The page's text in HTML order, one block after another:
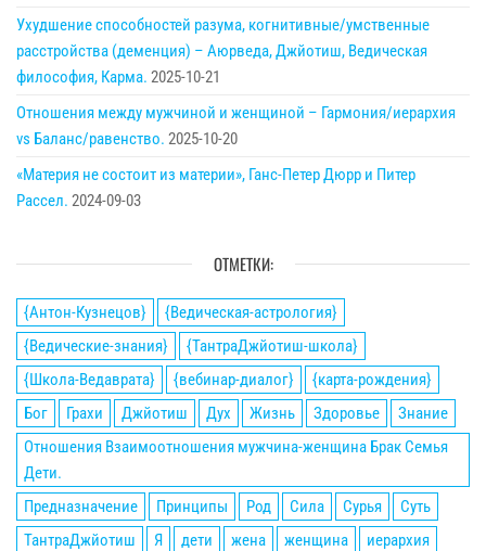
Ухудшение способностей разума, когнитивные/умственные
расстройства (деменция) – Аюрведа, Джйотиш, Ведическая
философия, Карма. 2025-10-21
Отношения между мужчиной и женщиной – Гармония/иерархия
vs Баланс/равенство. 2025-10-20
«Материя не состоит из материи», Ганс-Петер Дюрр и Питер
Рассел. 2024-09-03
ОТМЕТКИ:
{Антон-Кузнецов}
{Ведическая-астрология}
{Ведические-знания}
{ТантраДжйотиш-школа}
{Школа-Ведаврата}
{вебинар-диалог}
{карта-рождения}
Бог
Грахи Джйотиш Дух Жизнь Здоровье
Знание
Отношения Взаимоотношения мужчина-женщина Брак Семья
Дети.
Предназначение
Принципы Род Сила Сурья
Суть
ТантраДжйотиш
Я дети жена женщина
иерархия